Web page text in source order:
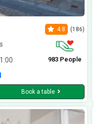
4.8 (186)
983 People
Book a table